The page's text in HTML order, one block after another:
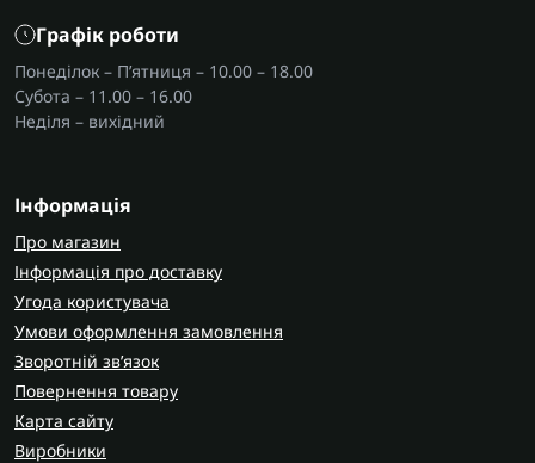
Графік роботи
Понеділок – П’ятниця – 10.00 – 18.00
Субота – 11.00 – 16.00
Неділя – вихідний
Інформація
Про магазин
Інформація про доставку
Угода користувача
Умови оформлення замовлення
Зворотній зв’язок
Повернення товару
Карта сайту
Виробники